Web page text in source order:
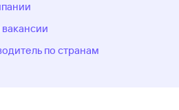
по странам